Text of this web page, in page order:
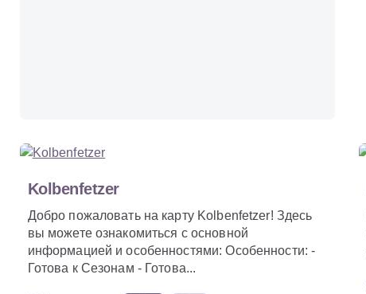
Kolbenfetzer
Добро пожаловать на карту Kolbenfetzer! Здесь
вы можете ознакомиться с основной
информацией и особенностями: Особенности: -
Готова к Сезонам - Готова...